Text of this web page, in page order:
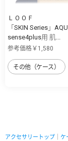
ＬＯＯＦ
「SKIN Series」
sense4plus用 肌...
参考価格￥1,580
その他（ケース）
アクセサリートップ ケ